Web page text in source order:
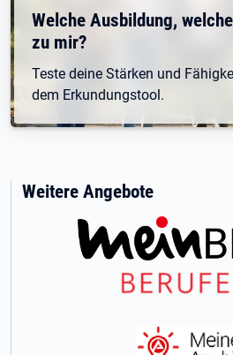
Welche Ausbildung,
zu mir?
Teste deine Stärken und
dem Erkundungstool.
Weitere Angebote